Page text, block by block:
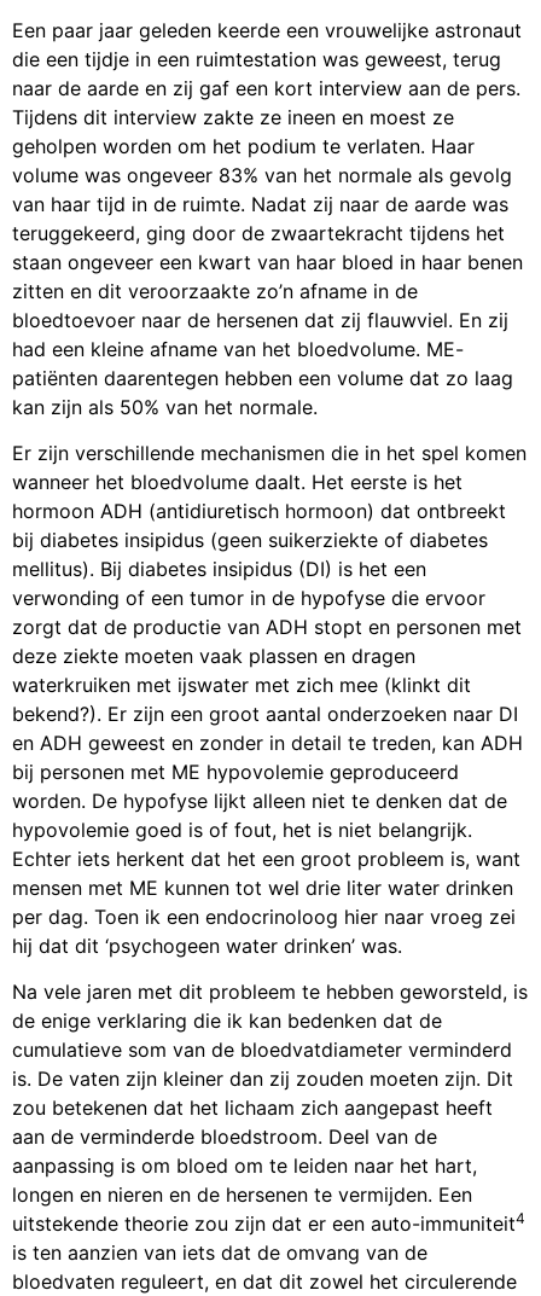
Een paar jaar geleden keerde een vrouwelijke astronaut
die een tijdje in een ruimtestation was geweest, terug
naar de aarde en zij gaf een kort interview aan de pers.
Tijdens dit interview zakte ze ineen en moest ze
geholpen worden om het podium te verlaten. Haar
volume was ongeveer 83% van het normale als gevolg
van haar tijd in de ruimte. Nadat zij naar de aarde was
teruggekeerd, ging door de zwaartekracht tijdens het
staan ongeveer een kwart van haar bloed in haar benen
zitten en dit veroorzaakte zo’n afname in de
bloedtoevoer naar de hersenen dat zij flauwviel. En zij
had een kleine afname van het bloedvolume. ME-
patiënten daarentegen hebben een volume dat zo laag
kan zijn als 50% van het normale.
Er zijn verschillende mechanismen die in het spel komen
wanneer het bloedvolume daalt. Het eerste is het
hormoon ADH (antidiuretisch hormoon) dat ontbreekt
bij diabetes insipidus (geen suikerziekte of diabetes
mellitus). Bij diabetes insipidus (DI) is het een
verwonding of een tumor in de hypofyse die ervoor
zorgt dat de productie van ADH stopt en personen met
deze ziekte moeten vaak plassen en dragen
waterkruiken met ijswater met zich mee (klinkt dit
bekend?). Er zijn een groot aantal onderzoeken naar DI
en ADH geweest en zonder in detail te treden, kan ADH
bij personen met ME hypovolemie geproduceerd
worden. De hypofyse lijkt alleen niet te denken dat de
hypovolemie goed is of fout, het is niet belangrijk.
Echter iets herkent dat het een groot probleem is, want
mensen met ME kunnen tot wel drie liter water drinken
per dag. Toen ik een endocrinoloog hier naar vroeg zei
hij dat dit ‘psychogeen water drinken’ was.
Na vele jaren met dit probleem te hebben geworsteld, is
de enige verklaring die ik kan bedenken dat de
cumulatieve som van de bloedvatdiameter verminderd
is. De vaten zijn kleiner dan zij zouden moeten zijn. Dit
zou betekenen dat het lichaam zich aangepast heeft
aan de verminderde bloedstroom. Deel van de
aanpassing is om bloed om te leiden naar het hart,
longen en nieren en de hersenen te vermijden. Een
uitstekende theorie zou zijn dat er een auto-immuniteit4
is ten aanzien van iets dat de omvang van de
bloedvaten reguleert, en dat dit zowel het circulerende